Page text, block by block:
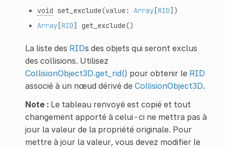
void set_exclude(value: Array[RID])
Array[RID] get_exclude()
La liste des RIDs des objets qui seront exclus
des collisions. Utilisez
CollisionObject3D.get_rid() pour obtenir le RID
associé à un nœud dérivé de CollisionObject3D.
Note :Le tableau renvoyé est copié et tout
changement apporté à celui-ci ne mettra pas à
jour la valeur de la propriété originale. Pour
mettre à jour la valeur, vous devez modifier le